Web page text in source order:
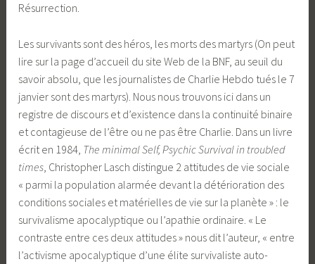
Résurrection.
Les survivants sont des héros, les morts des martyrs (On peut
lire sur la page d’accueil du site Web de la BNF, au seuil du
savoir absolu, que les journalistes de Charlie Hebdo tués le 7
janvier sont des martyrs). Nous nous trouvons ici dans un
registre de discours et d’existence dans la continuité binaire
et contagieuse de l’être ou ne pas être Charlie. Dans un livre
écrit en 1984, The minimal Self, Psychic Survival in troubled
times , Christopher Lasch distingue 2 attitudes de vie sociale
« parmi la population alarmée devant la détérioration des
conditions sociales et matérielles de vie sur la planète » : le
survivalisme apocalyptique ou l’apathie ordinaire. « Le
contraste entre ces deux attitudes » nous dit l’auteur, « entre
l’activisme apocalyptique d’une élite survivaliste auto-